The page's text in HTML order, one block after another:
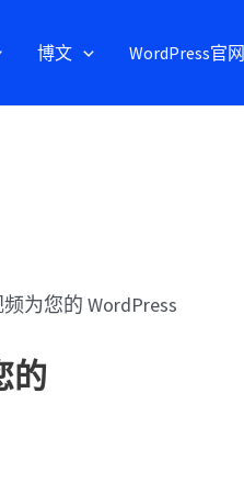
博文 WordPress官网
为您的 WordPress
的